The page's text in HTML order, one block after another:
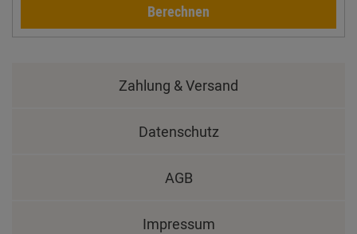
Berechnen
Zahlung & Versand
Datenschutz
AGB
Impressum